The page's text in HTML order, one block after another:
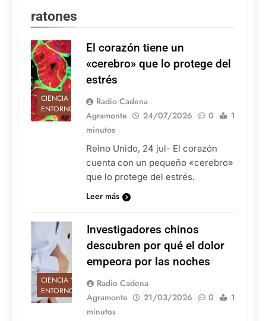
ratones
CIENCIA Y
ENTORNO
El corazón tiene un
«cerebro» que lo protege del
estrés
Radio Cadena
Agramonte
24/07/2026 0
1
minutos
Reino Unido, 24 jul- El corazón
cuenta con un pequeño «cerebro»
que lo protege del estrés.
Leer más
CIENCIA Y
ENTORNO
Investigadores chinos
descubren por qué el dolor
empeora por las noches
Radio Cadena
Agramonte
21/03/2026 0
1
minutos